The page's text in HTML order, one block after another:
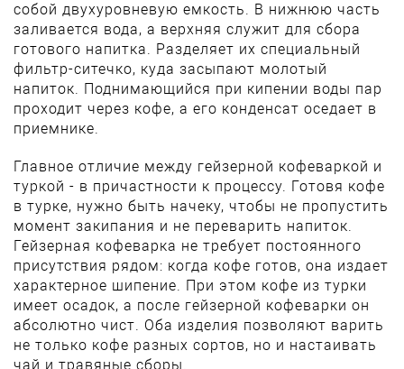
собой двухуровневую емкость. В нижнюю часть
заливается вода, а верхняя служит для сбора
готового напитка. Разделяет их специальный
фильтр-ситечко, куда засыпают молотый
напиток. Поднимающийся при кипении воды пар
проходит через кофе, а его конденсат оседает в
приемнике.
Главное отличие между гейзерной кофеваркой и
туркой - в причастности к процессу. Готовя кофе
в турке, нужно быть начеку, чтобы не пропустить
момент закипания и не переварить напиток.
Гейзерная кофеварка не требует постоянного
присутствия рядом: когда кофе готов, она издает
характерное шипение. При этом кофе из турки
имеет осадок, а после гейзерной кофеварки он
абсолютно чист. Оба изделия позволяют варить
не только кофе разных сортов, но и настаивать
чай и травяные сборы.